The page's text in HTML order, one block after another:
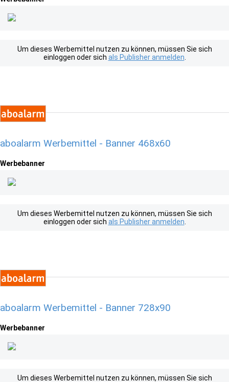
Um dieses Werbemittel nutzen zu können, müssen Sie sich
einloggen oder sich als Publisher anmelden
aboalarm Werbemittel - Banner 468x60
Werbebanner
Um dieses Werbemittel nutzen zu können, müssen Sie sich
einloggen oder sich als Publisher anmelden
aboalarm Werbemittel - Banner 728x90
Werbebanner
Um dieses Werbemittel nutzen zu können, müssen Sie sich